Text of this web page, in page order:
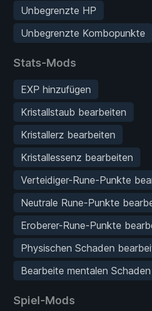
Unbegrenzte HP
Unbegrenzte Kombopunkte
Stats-Mods
EXP hinzufügen
Kristallstaub bearbeiten
Kristallerz bearbeiten
Kristallessenz bearbeiten
Verteidiger-Rune-Punkte
Neutrale Rune-Punkte
Eroberer-Rune-Punkte
Physischen Schaden
Bearbeite mentalen Schaden
Spiel-Mods